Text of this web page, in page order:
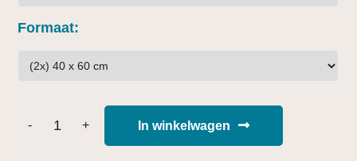
Formaat
In winkelwagen